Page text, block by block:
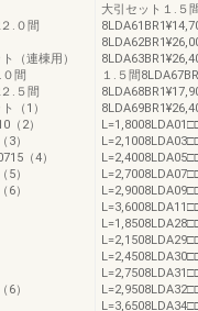
.０間
（連棟用）
間
.５間
（1）
（2）
3）
（4）
5）
6）
6）
大引セット１.５
１.５間